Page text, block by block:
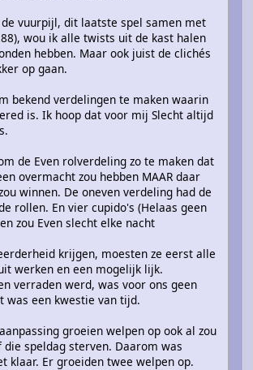
vuurpijl, dit laatste spel samen met
wou ik alle twists uit de kast halen
hebben. Maar ook juist de clichés
op gaan.
bekend verdelingen te maken waarin
is. Ik hoop dat voor mij Slecht altijd
de Even rolverdeling zo te maken dat
overmacht zou hebben MAAR daar
winnen. De oneven verdeling had de
rollen. En vier cupido's (Helaas geen
zou Even slecht elke nacht
krijgen, moesten ze eerst alle
werken en een mogelijk lijk.
verraden werd, was voor ons geen
was een kwestie van tijd.
groeien welpen op ook al zou
speldag sterven. Daarom was
klaar. Er groeiden twee welpen op.